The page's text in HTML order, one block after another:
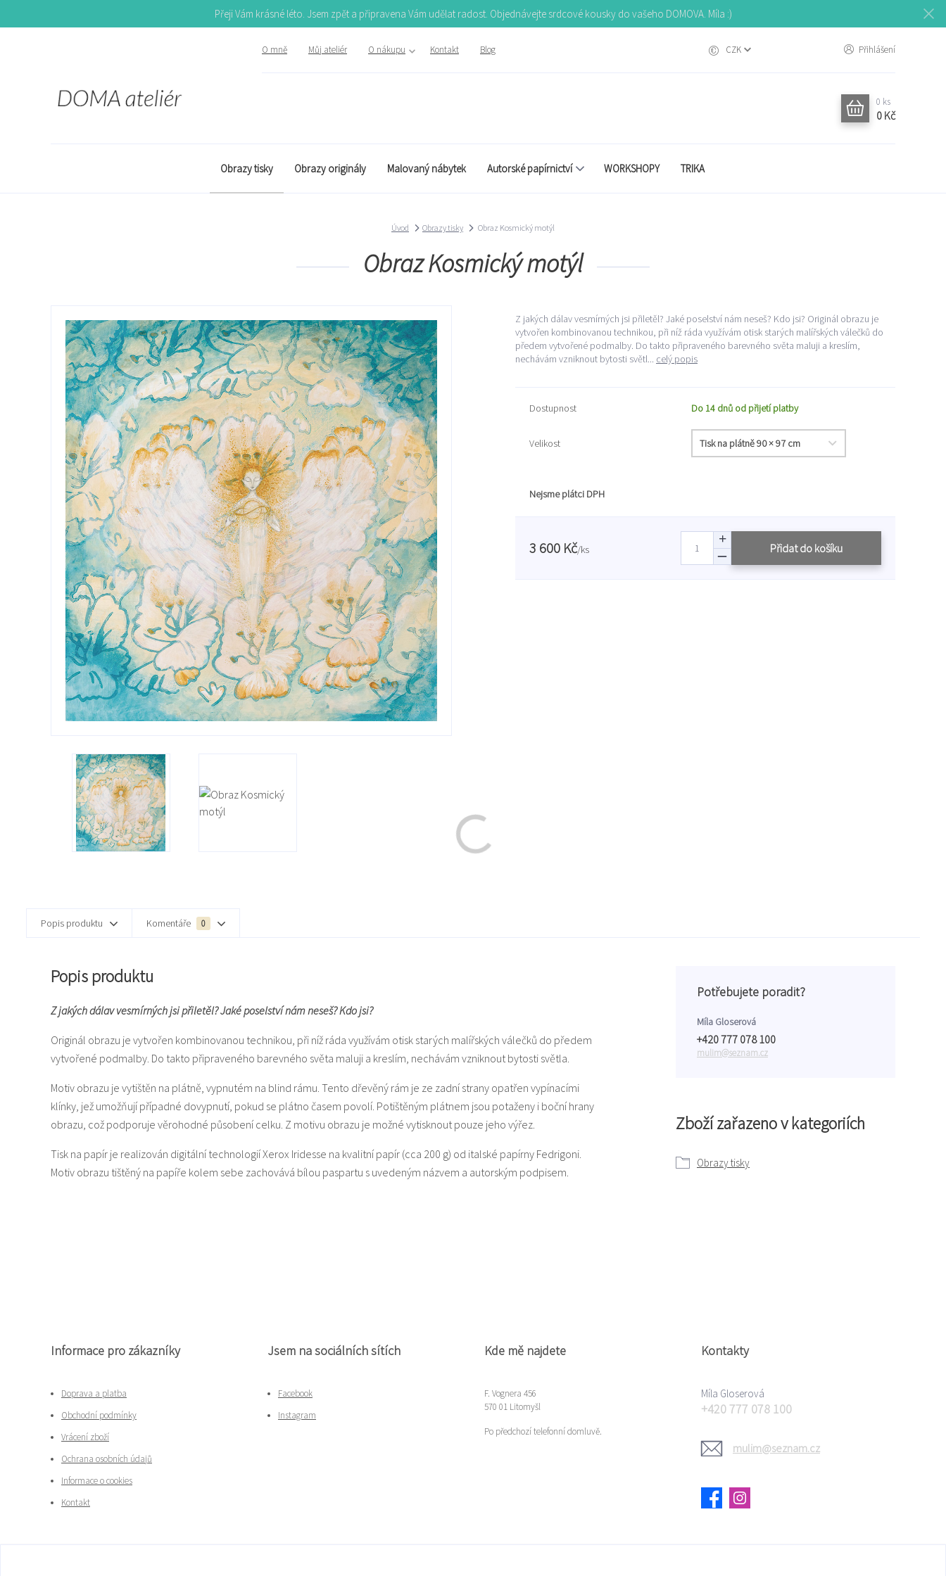
Přeji Vám krásné léto. Jsem zpět a připravena Vám udělat radost. Objednávejte srdcové kousky do vašeho DOMOVA. Míla :)
O mně Můj ateliér O nákupu Kontakt Blog CZK Přihlášení
0 ks
0 Kč
Obrazy tisky Obrazy originály Malovaný nábytek Autorské papírnictví WORKSHOPY TRIKA
Úvod Obrazy tisky Obraz Kosmický motýl
Obraz Kosmický motýl
Z jakých dálav vesmírných jsi přiletěl? Jaké poselství nám neseš? Kdo jsi? Originál obrazu je
vytvořen kombinovanou technikou, při níž ráda využívám otisk starých malířských válečků do
předem vytvořené podmalby. Do takto připraveného barevného světa maluji a kreslím,
nechávám vzniknout bytosti světl... celý popis
Dostupnost Do 14 dnů od přijetí platby
Velikost
Nejsme plátci DPH
3 600 Kč/ks Přidat do košíku
Popis produktu Komentáře 0
Popis produktu
Z jakých dálav vesmírných jsi přiletěl? Jaké poselství nám neseš? Kdo jsi?
Originál obrazu je vytvořen kombinovanou technikou, při níž ráda využívám otisk starých malířských válečků do předem
vytvořené podmalby. Do takto připraveného barevného světa maluji a kreslím, nechávám vzniknout bytosti světla.
Motiv obrazu je vytištěn na plátně, vypnutém na blind rámu. Tento dřevěný rám je ze zadní strany opatřen vypínacími
klínky, jež umožňují případné dovypnutí, pokud se plátno časem povolí. Potištěným plátnem jsou potaženy i boční hrany
obrazu, což podporuje věrohodné působení celku. Z motivu obrazu je možné vytisknout pouze jeho výřez.
Tisk na papír je realizován digitální technologií Xerox Iridesse na kvalitní papír (cca 200 g) od italské papírny Fedrigoni.
Motiv obrazu tištěný na papíře kolem sebe zachovává bílou paspartu s uvedeným názvem a autorským podpisem.
Zboží zařazeno v kategoriích
Obrazy tisky
Potřebujete poradit?
Míla Gloserová
+420 777 078 100
mulim@seznam.cz
Informace pro zákazníky
Doprava a platba
Obchodní podmínky
Vrácení zboží
Ochrana osobních údajů
Informace o cookies
Kontakt
Jsem na sociálních sítích
Facebook
Instagram
Kde mě najdete
F. Vognera 456
570 01 Litomyšl
Po předchozí telefonní domluvě.
Kontakty
Míla Gloserová
+420 777 078 100
mulim@seznam.cz